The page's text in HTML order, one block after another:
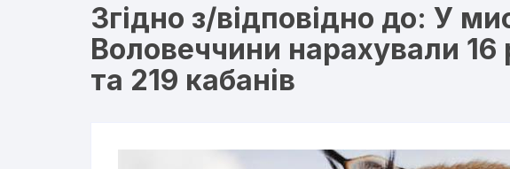
Згідно з/відповідно до: У
Воловеччини нарахували 16
та 219 кабанів